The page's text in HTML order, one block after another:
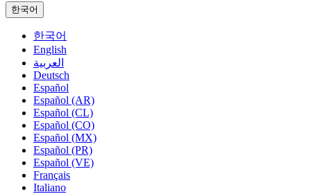
한국어
한국어
English
العربية
Deutsch
Español
Español (AR)
Español (CL)
Español (CO)
Español (MX)
Español (PR)
Español (VE)
Français
Italiano